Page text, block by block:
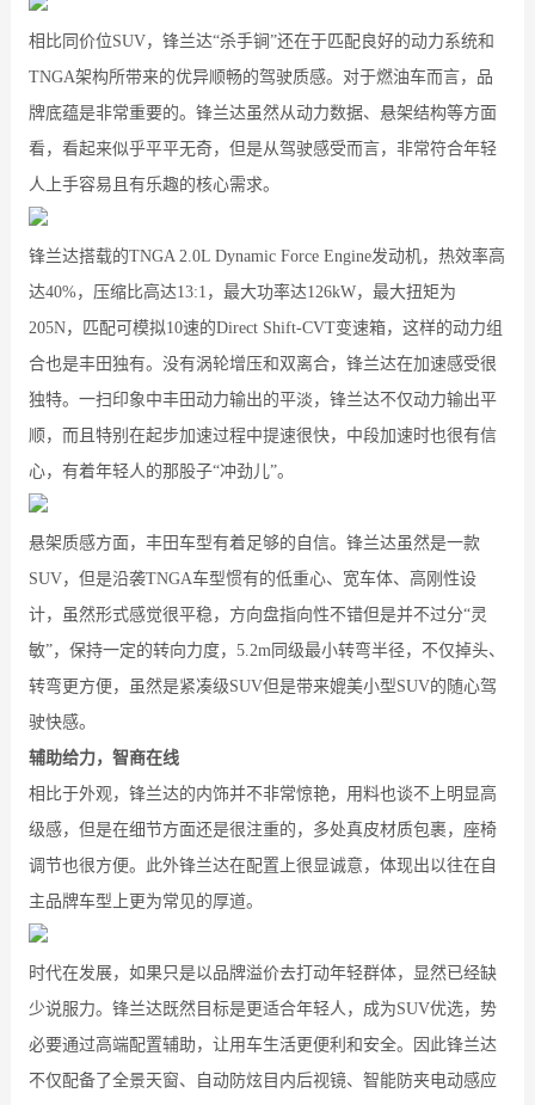
相比同价位SUV，锋兰达“杀手锏”还在于匹配良好的动力系统和
TNGA架构所带来的优异顺畅的驾驶质感。对于燃油车而言，品
牌底蕴是非常重要的。锋兰达虽然从动力数据、悬架结构等方面
看，看起来似乎平平无奇，但是从驾驶感受而言，非常符合年轻
人上手容易且有乐趣的核心需求。
锋兰达搭载的TNGA 2.0L Dynamic Force Engine发动机，热效率高
达40%，压缩比高达13:1，最大功率达126kW，最大扭矩为
205N，匹配可模拟10速的Direct Shift-CVT变速箱，这样的动力组
合也是丰田独有。没有涡轮增压和双离合，锋兰达在加速感受很
独特。一扫印象中丰田动力输出的平淡，锋兰达不仅动力输出平
顺，而且特别在起步加速过程中提速很快，中段加速时也很有信
心，有着年轻人的那股子“冲劲儿”。
悬架质感方面，丰田车型有着足够的自信。锋兰达虽然是一款
SUV，但是沿袭TNGA车型惯有的低重心、宽车体、高刚性设
计，虽然形式感觉很平稳，方向盘指向性不错但是并不过分“灵
敏”，保持一定的转向力度，5.2m同级最小转弯半径，不仅掉头、
转弯更方便，虽然是紧凑级SUV但是带来媲美小型SUV的随心驾
驶快感。
辅助给力，智商在线
相比于外观，锋兰达的内饰并不非常惊艳，用料也谈不上明显高
级感，但是在细节方面还是很注重的，多处真皮材质包裹，座椅
调节也很方便。此外锋兰达在配置上很显诚意，体现出以往在自
主品牌车型上更为常见的厚道。
时代在发展，如果只是以品牌溢价去打动年轻群体，显然已经缺
少说服力。锋兰达既然目标是更适合年轻人，成为SUV优选，势
必要通过高端配置辅助，让用车生活更便利和安全。因此锋兰达
不仅配备了全景天窗、自动防炫目内后视镜、智能防夹电动感应